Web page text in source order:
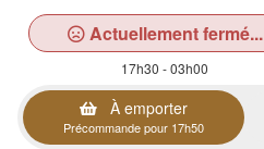
Actuellement fermé...
17h30 - 03h00
À emporter
Précommande pour 17h50